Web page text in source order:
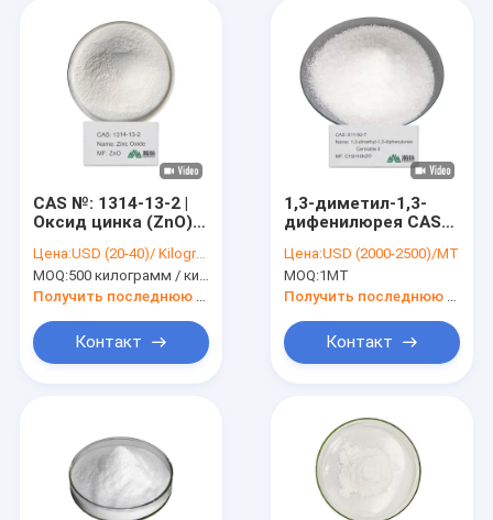
Продукты
Ролики
CAS №: 1314-13-2 |
Оксид цинка (ZnO) |
99.7% | Подходит
для электронных
компонентов
Цена:USD (20-40)/ Kilogram
MOQ:500 килограмм / килограмм
Получить последнюю цену
Контакт
1,3-диметил-1,3-
дифенилюрея CAS
Централит II
Химические
промежуточные
Цена:USD (2000-2500)/MT
MOQ:1MT
Получить последнюю цену
Контакт